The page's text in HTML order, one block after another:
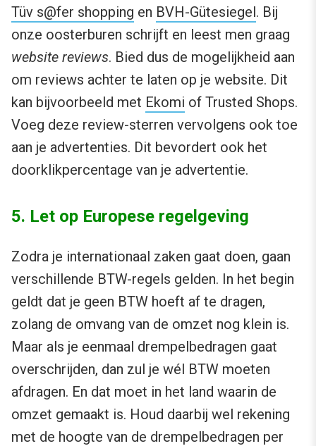
Tüv s@fer shopping en BVH-Gütesiegel. Bij
onze oosterburen schrijft en leest men graag
website reviews. Bied dus de mogelijkheid aan
om reviews achter te laten op je website. Dit
kan bijvoorbeeld met Ekomi of Trusted Shops.
Voeg deze review-sterren vervolgens ook toe
aan je advertenties. Dit bevordert ook het
doorklikpercentage van je advertentie.
5. Let op Europese regelgeving
Zodra je internationaal zaken gaat doen, gaan
verschillende BTW-regels gelden. In het begin
geldt dat je geen BTW hoeft af te dragen,
zolang de omvang van de omzet nog klein is.
Maar als je eenmaal drempelbedragen gaat
overschrijden, dan zul je wél BTW moeten
afdragen. En dat moet in het land waarin de
omzet gemaakt is. Houd daarbij wel rekening
met de hoogte van de drempelbedragen per